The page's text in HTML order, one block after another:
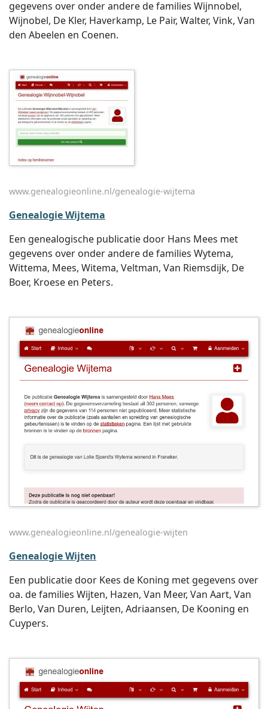
gegevens over onder andere de families Wijnnobel,
Wijnobel, De Kler, Haverkamp, Le Pair, Walter, Vink, Van
den Abeelen en Coenen.
www.genealogieonline.nl/genealogie-wijtema
Genealogie Wijtema
Een genealogische publicatie door Hans Mees met
gegevens over onder andere de families Wytema,
Wittema, Mees, Witema, Veltman, Van Riemsdijk, De
Boer, Kroese en Peters.
www.genealogieonline.nl/genealogie-wijten
Genealogie Wijten
Een publicatie door Kees de Koning met gegevens over
oa. de families Wijten, Hazen, Van Meer, Van Aart, Van
Berlo, Van Duren, Leijten, Adriaansen, De Kooning en
Cuypers.